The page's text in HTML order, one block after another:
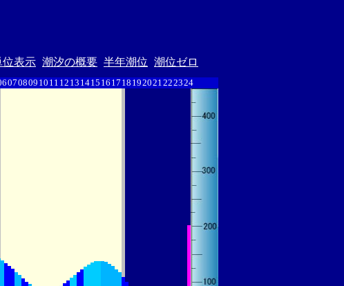
位表示 潮汐の概要 半年潮位 潮位ゼロ
070809 10 11 12 13 1415 16 17 18 192021222324